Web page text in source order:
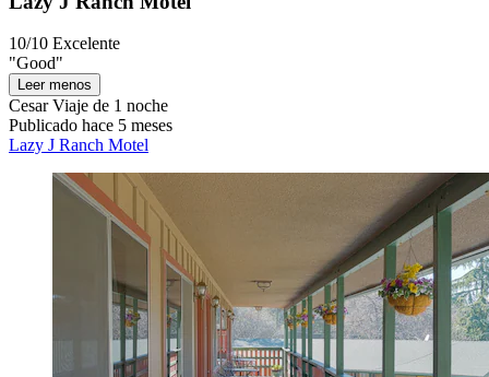
10/10 Excelente
"Good"
Leer menos
CesarViaje de 1 noche
Publicado hace 5 meses
Lazy J Ranch Motel